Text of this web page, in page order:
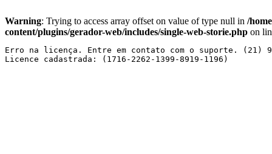
Warning: Trying to access array offset on value of type null in /
content/plugins/gerador-web/includes/single-web-storie.php on
Erro na licença. Entre em contato com o suporte. (21)
Licence cadastrada: (1716-2262-1399-8919-1196)